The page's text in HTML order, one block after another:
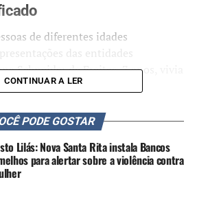
de diferentes idades
das entidades
Schneider de Freitas, 7 anos, vivia
de 61, lembrava que desde
10 anos, ela não entra mais na
acompanhando a festa. “É muito
uma vez no ano, tinha que ser todo
CONTINUAR A LER
PODE GOSTAR
Lilás: Nova Santa Rita instala Bancos
para alertar sobre a violência contra